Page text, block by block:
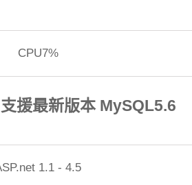
CPU7%
支援最新版本 MySQL5.6
1.1 - 4.5